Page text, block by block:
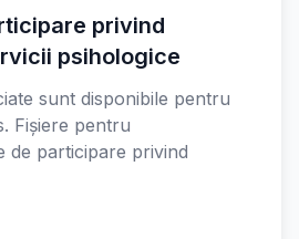
privind
psihologice
sunt disponibile pentru
Fișiere pentru
de participare privind